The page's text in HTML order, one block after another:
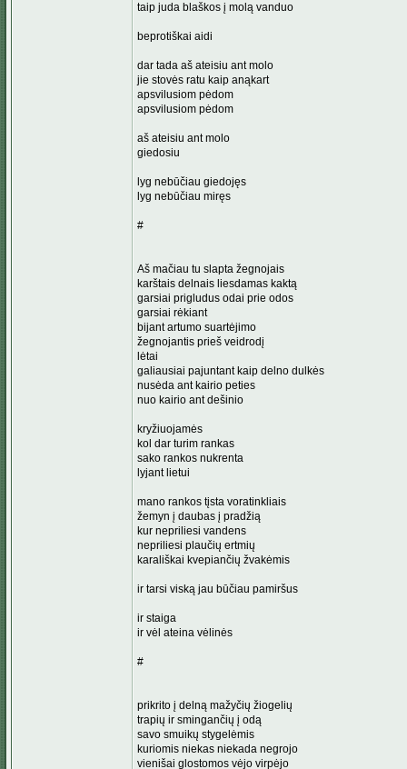
taip juda blaškos į molą vanduo
beprotiškai aidi
dar tada aš ateisiu ant molo
jie stovės ratu kaip anąkart
apsvilusiom pėdom
apsvilusiom pėdom
aš ateisiu ant molo
giedosiu
lyg nebūčiau giedojęs
lyg nebūčiau miręs
#
Aš mačiau tu slapta žegnojais
karštais delnais liesdamas kaktą
garsiai prigludus odai prie odos
garsiai rėkiant
bijant artumo suartėjimo
žegnojantis prieš veidrodį
lėtai
galiausiai pajuntant kaip delno dulkės
nusėda ant kairio peties
nuo kairio ant dešinio
kryžiuojamės
kol dar turim rankas
sako rankos nukrenta
lyjant lietui
mano rankos tįsta voratinkliais
žemyn į daubas į pradžią
kur nepriliesi vandens
nepriliesi plaučių ertmių
karališkai kvepiančių žvakėmis
ir tarsi viską jau būčiau pamiršus
ir staiga
ir vėl ateina vėlinės
#
prikrito į delną mažyčių žiogelių
trapių ir smingančių į odą
savo smuikų stygelėmis
kuriomis niekas niekada negrojo
vienišai glostomos vėjo virpėjo